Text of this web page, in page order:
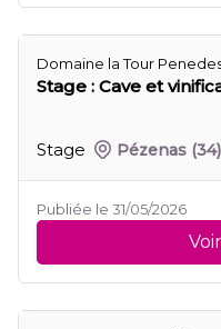
Domaine la Tour
Stage : Cave et
Stage Pézenas (34)
Publiée le 31/05/2026